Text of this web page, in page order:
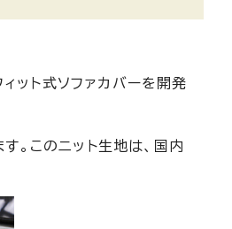
ット式ソファカバーを開発
。このニット生地は、国内